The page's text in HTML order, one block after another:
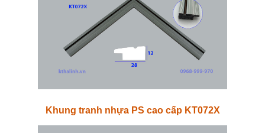
Khung tranh nhựa PS cao cấp KT072X